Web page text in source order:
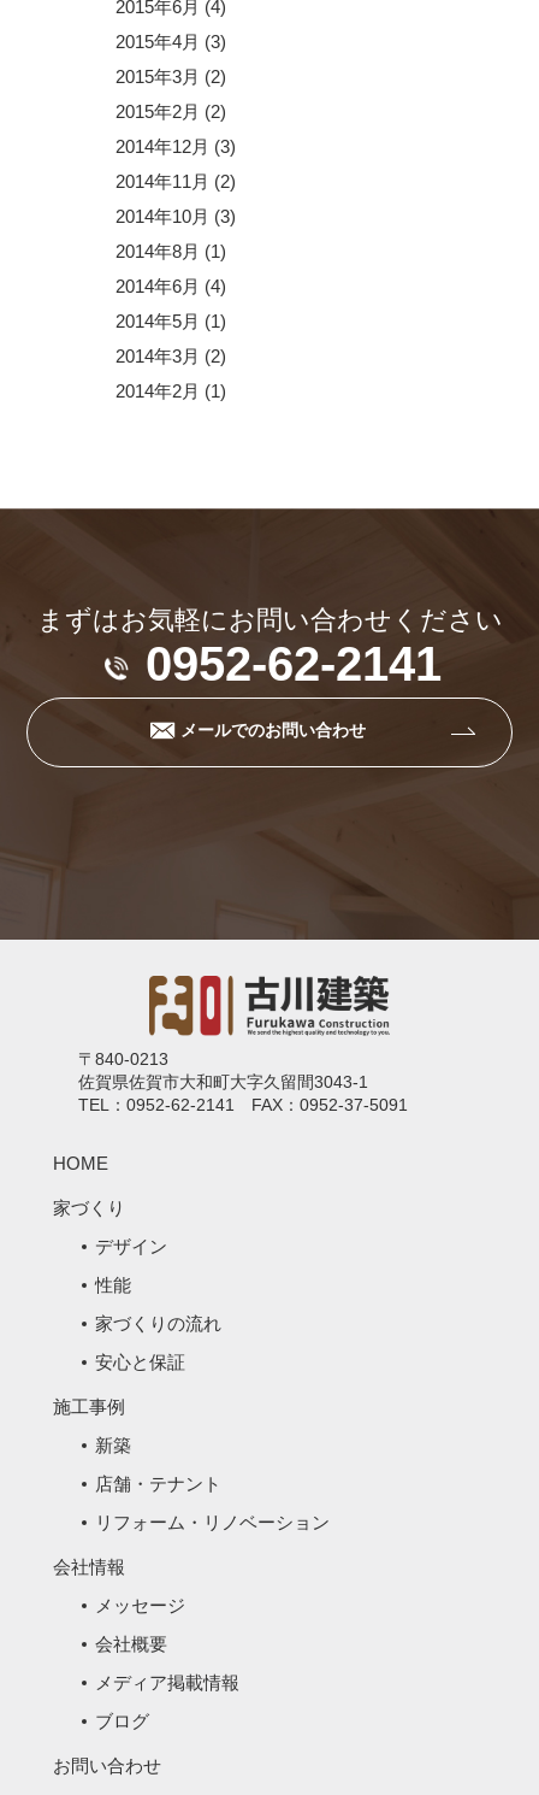
2015年6月 (4)
2015年4月 (3)
2015年3月 (2)
2015年2月 (2)
2014年12月 (3)
2014年11月 (2)
2014年10月 (3)
2014年8月 (1)
2014年6月 (4)
2014年5月 (1)
2014年3月 (2)
2014年2月 (1)
まずはお気軽にお問い合わせください
0952-62-2141
メールでのお問い合わせ
〒840-0213
佐賀県佐賀市大和町大字久留間3043-1
TEL：0952-62-2141 FAX：0952-37-5091
HOME
家づくり
デザイン
性能
家づくりの流れ
安心と保証
施工事例
新築
店舗・テナント
リフォーム・リノベーション
会社情報
メッセージ
会社概要
メディア掲載情報
ブログ
お問い合わせ